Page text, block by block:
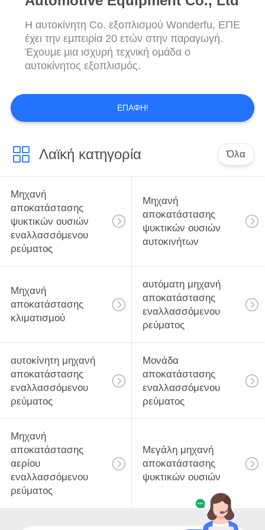
PRIVACY
POLICY
Η αυτοκίνητη Co. εξοπλισμού Wonderfu, ΕΠΕ
έχει την εμπειρία 20 ετών στην παραγωγή.
Έχουμε μια ισχυρή τεχνική ομάδα ο
αυτοκίνητος εξοπλισμός.
ΕΠΑΦΉ!
Λαϊκή κατηγορία Όλα
Μηχανή
αποκατάστασης
ψυκτικών ουσιών
εναλλασσόμενου
ρεύματος
Μηχανή
αποκατάστασης
ψυκτικών ουσιών
αυτοκινήτων
Μηχανή
αποκατάστασης
κλιματισμού
αυτόματη μηχανή
αποκατάστασης
εναλλασσόμενου
ρεύματος
αυτοκίνητη μηχανή
αποκατάστασης
εναλλασσόμενου
ρεύματος
Μονάδα
αποκατάστασης
εναλλασσόμενου
ρεύματος
Μηχανή
αποκατάστασης
αερίου
εναλλασσόμενου
ρεύματος
Μεγάλη μηχανή
αποκατάστασης
ψυκτικών ουσιών